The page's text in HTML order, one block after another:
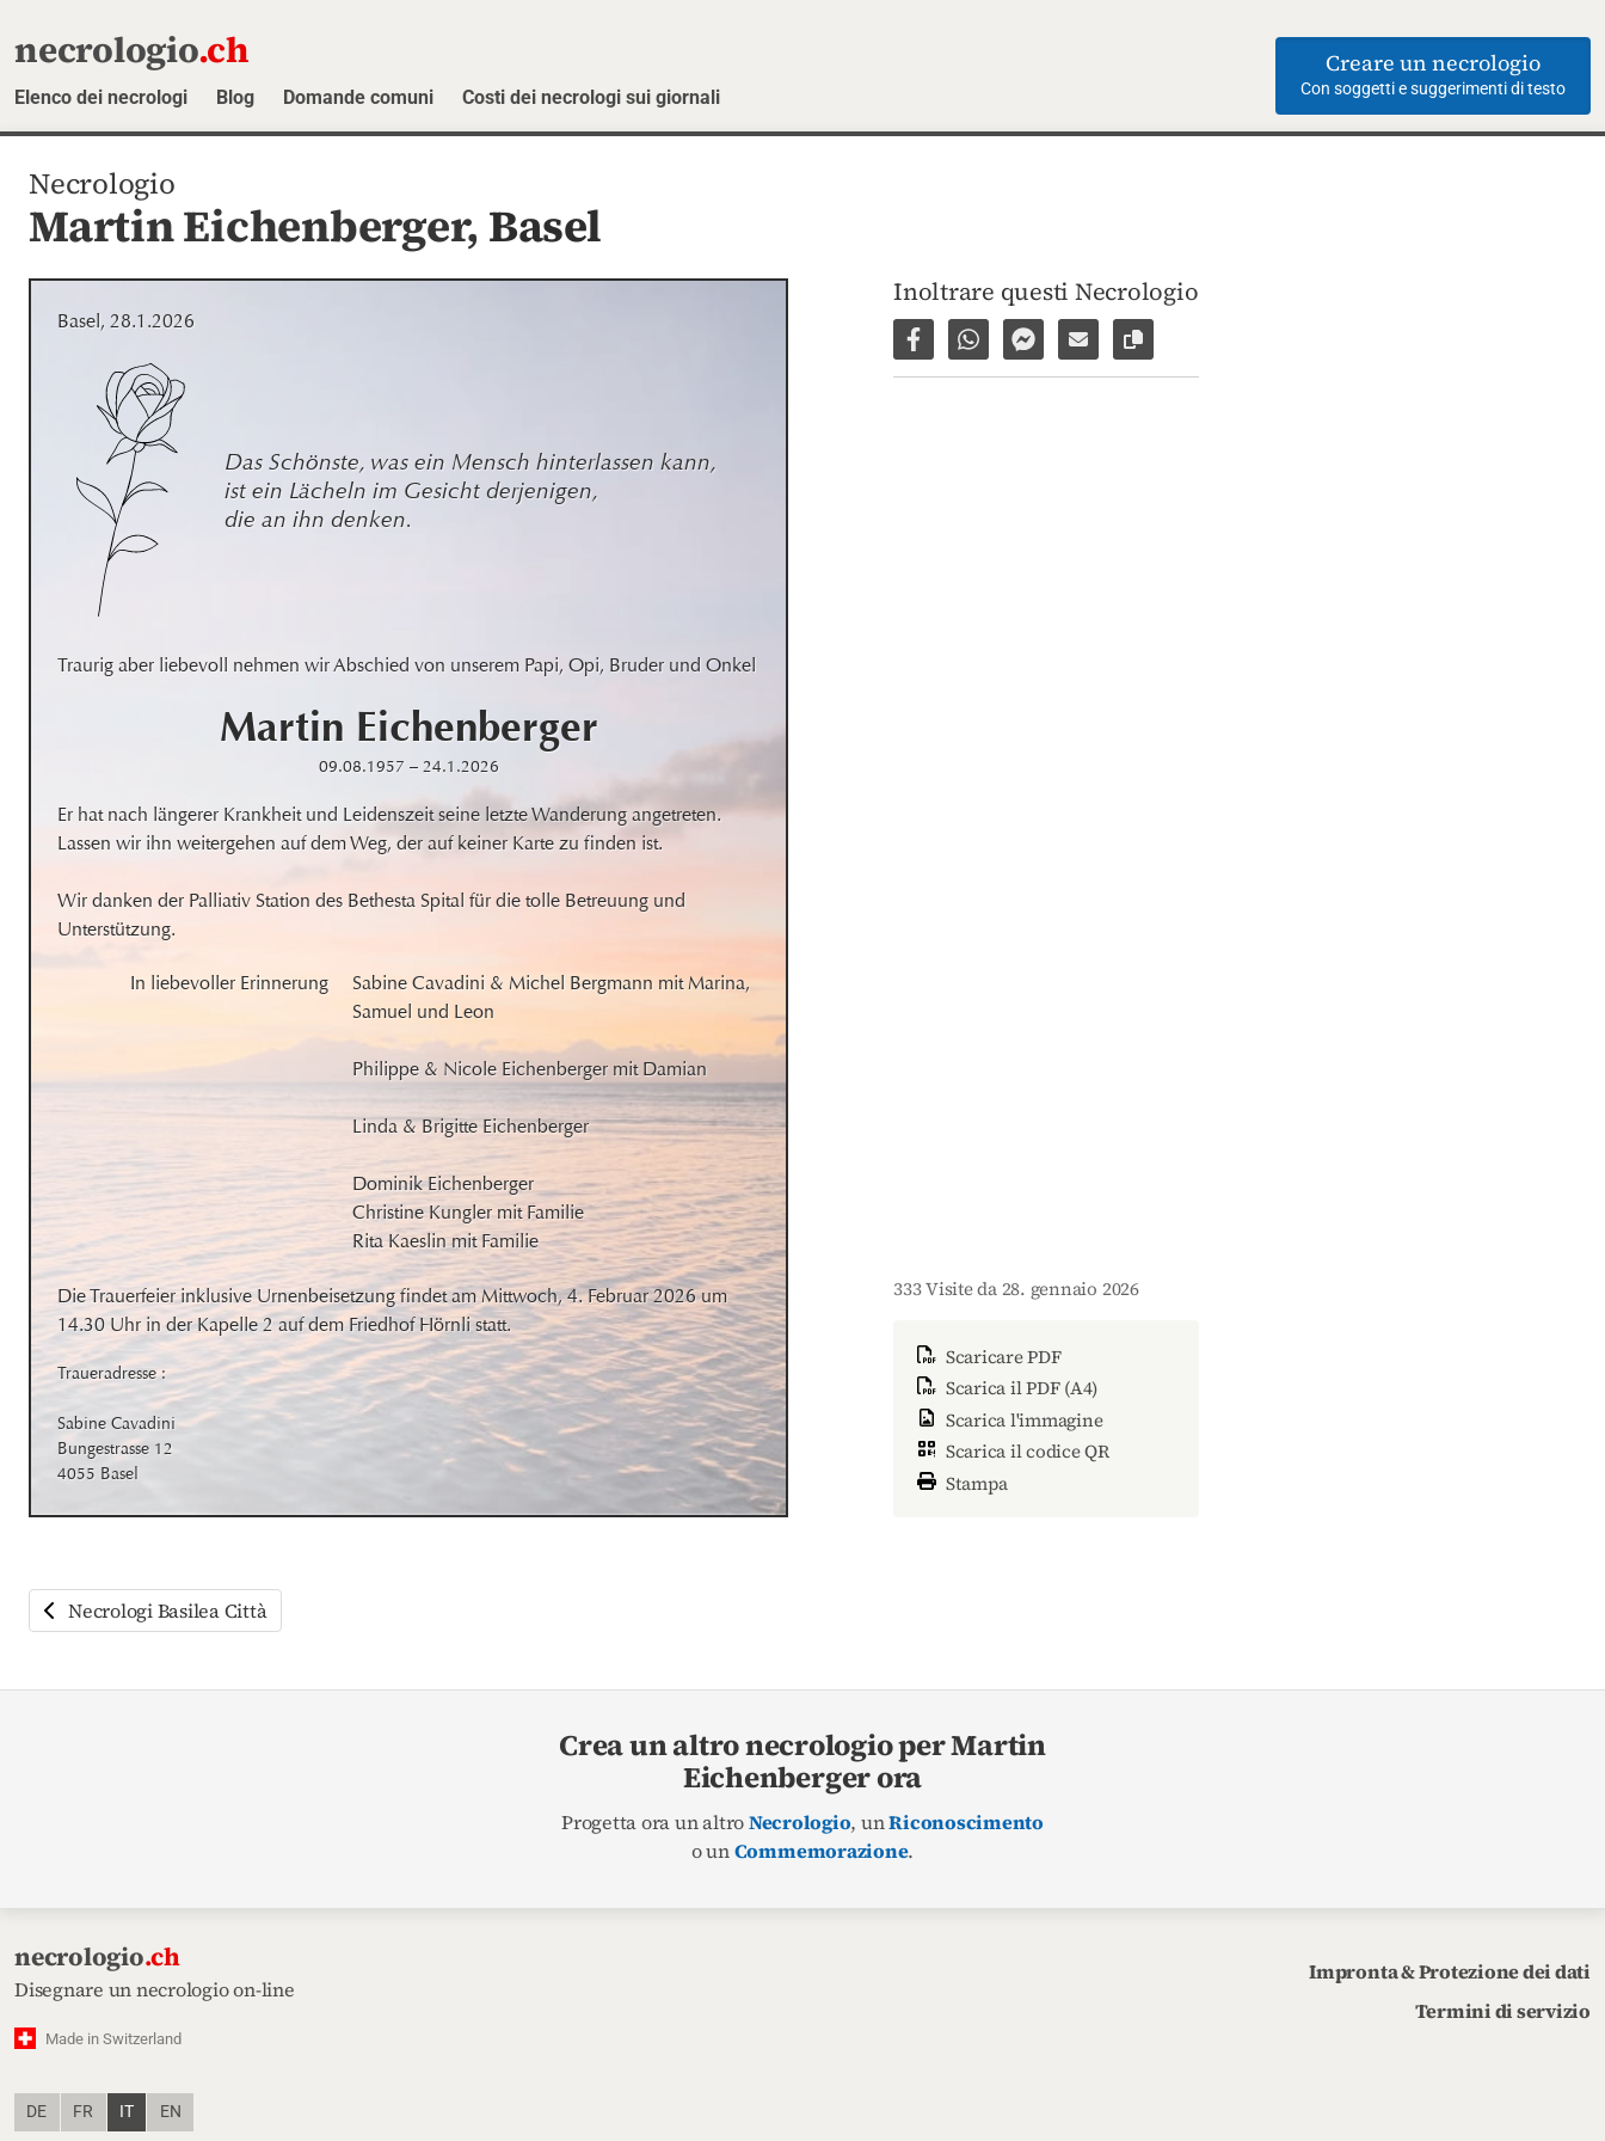
necrologio.ch
Elenco dei necrologi Blog Domande comuni Costi dei necrologi sui giornali
Creare un necrologio
Con soggetti e suggerimenti di testo
Necrologio
Martin Eichenberger, Basel
Basel, 28.1.2026
Das Schönste, was ein Mensch hinterlassen kann,
ist ein Lächeln im Gesicht derjenigen,
die an ihn denken.
Traurig aber liebevoll nehmen wir Abschied von unserem Papi, Opi, Bruder und Onkel
Martin Eichenberger
09.08.1957 – 24.1.2026
Er hat nach längerer Krankheit und Leidenszeit seine letzte Wanderung angetreten.
Lassen wir ihn weitergehen auf dem Weg, der auf keiner Karte zu finden ist.
Wir danken der Palliativ Station des Bethesta Spital für die tolle Betreuung und
Unterstützung.
In liebevoller Erinnerung
Sabine Cavadini & Michel Bergmann mit Marina,
Samuel und Leon
Philippe & Nicole Eichenberger mit Damian
Linda & Brigitte Eichenberger
Dominik Eichenberger
Christine Kungler mit Familie
Rita Kaeslin mit Familie
Die Trauerfeier inklusive Urnenbeisetzung findet am Mittwoch, 4. Februar 2026 um
14.30 Uhr in der Kapelle 2 auf dem Friedhof Hörnli statt.
Traueradresse :
Sabine Cavadini
Bungestrasse 12
4055 Basel
Inoltrare questi Necrologio
Condividi su Facebook
Condividi su WhatsApp
Inviare per Facebook Messenger
Inviare per email
Copia il link alla pagina
333 Visite da 28. gennaio 2026
Scaricare PDF
Scarica il PDF (A4)
Scarica l'immagine
Scarica il codice QR
Stampa
Necrologi Basilea Città
Crea un altro necrologio per Martin
Eichenberger ora
Progetta ora un altroNecrologio, unRiconoscimento
o unCommemorazione.
necrologio.ch
Disegnare un necrologio on-line
Made in Switzerland
DE FR IT EN
Impronta & Protezione dei dati
Termini di servizio